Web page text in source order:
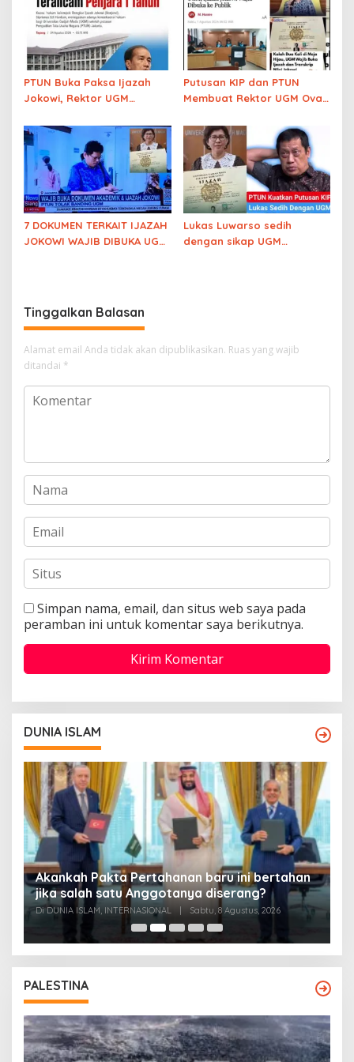
PTUN Buka Paksa Ijazah
Jokowi, Rektor UGM
Putusan KIP dan PTUN
Membuat Rektor UGM Ova
Legitimasi Untuk Tetap
Menutupi Ijazah Jokowi
7 DOKUMEN TERKAIT IJAZAH
JOKOWI WAJIB DIBUKA UGM
Lukas Luwarso sedih
dengan sikap UGM
Tinggalkan Balasan
Alamat email Anda tidak akan dipublikasikan. Ruas yang wajib
ditandai *
Simpan nama, email, dan situs web saya pada
peramban ini untuk komentar saya berikutnya.
DUNIA ISLAM
Akankah Pakta Pertahanan baru ini bertahan
jika salah satu Anggotanya diserang?
Di DUNIA ISLAM, INTERNASIONAL Sabtu, 8 Agustus, 2026
PALESTINA